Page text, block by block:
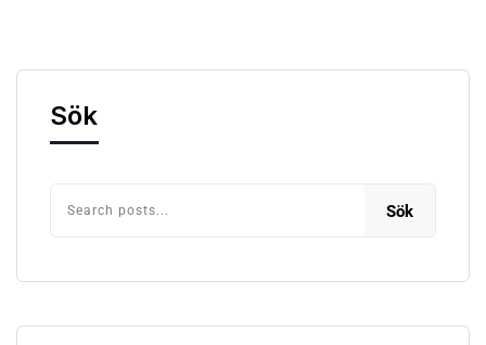
Sök
Sök